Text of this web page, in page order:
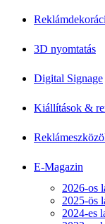
3D nyomtatás
Digital Signage
Kiállítások &
E-Magazin
2026-os
2025-ös
2024-es